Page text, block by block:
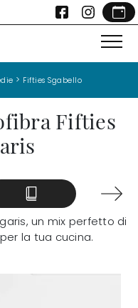
> Fifties Sgabello
Fifties
un mix perfetto di
la tua cucina.